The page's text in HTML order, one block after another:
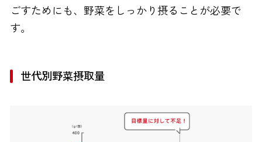
ごすためにも、野菜をしっかり摂ることが必要で
す。
世代別野菜摂取量